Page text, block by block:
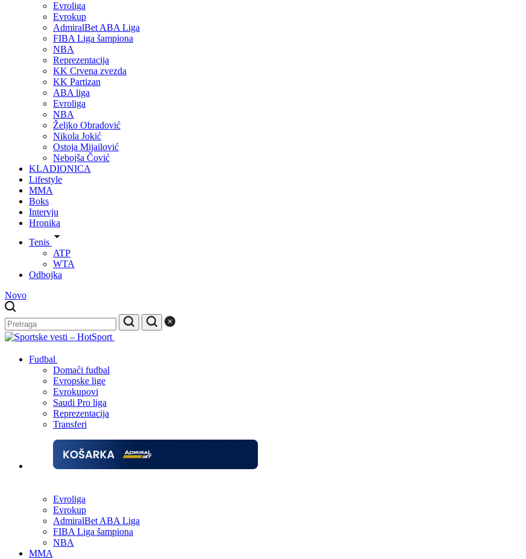
Evroliga
Evrokup
AdmiralBet ABA Liga
FIBA Liga šampiona
NBA
Reprezentacija
KK Crvena zvezda
KK Partizan
ABA liga
Evroliga
NBA
Željko Obradović
Nikola Jokić
Ostoja Mijailović
Nebojša Čović
KLADIONICA
Lifestyle
MMA
Boks
Intervju
Hronika
Tenis
ATP
WTA
Odbojka
Novo
Fudbal
Domaći fudbal
Evropske lige
Evrokupovi
Saudi Pro liga
Reprezentacija
Transferi
Evroliga
Evrokup
AdmiralBet ABA Liga
FIBA Liga šampiona
NBA
MMA